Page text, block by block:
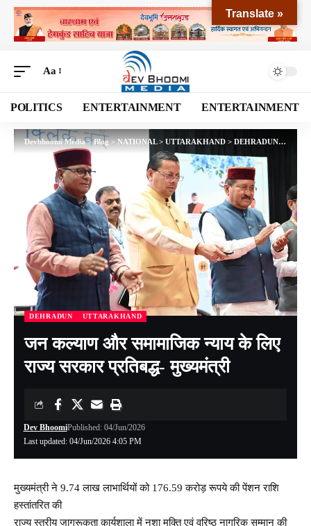
Aa
POLITICS ENTERTAINMENT ENTERTAINMENT
Devbhoomi Media>Blog>NATIONAL> UTTARAKHAND > DEHRADUN>
DEHRADUN UTTARAKHAND
जन कल्याण और समामाजिक न्याय के लिए
राज्य सरकार प्रतिबद्ध- मुख्यमंत्री
Last updated: 04/Jun/2026 4:05 PM
Dev BhoomiPublished: 04/Jun/2026
मुख्यमंत्री ने 9.74 लाख लाभार्थियों को 176.59 करोड़ रूपये की पेंशन राशि
हस्तांतरित की
राज्य स्तरीय जागरूकता कार्यशाला में नशा मुक्ति एवं वरिष्ठ नागरिक सम्मान की
Translate »